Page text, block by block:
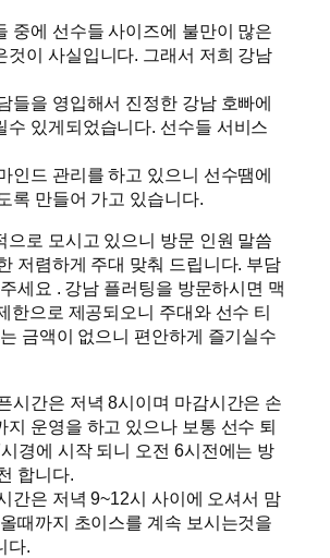
중에 선수들 사이즈에 불만이 많은
것이 사실입니다. 그래서 저희 강남
들을 영입해서 진정한 강남 호빠에
수 있게되었습니다. 선수들 서비스
인드 관리를 하고 있으니 선수땜에
록 만들어 가고 있습니다.
으로 모시고 있으니 방문 인원 말씀
저렴하게 주대 맞춰 드립니다. 부담
세요 . 강남 플러팅을 방문하시면 맥
한으로 제공되오니 주대와 선수 티
금액이 없으니 편안하게 즐기실수
시간은 저녁 8시이며 마감시간은 손
지 운영을 하고 있으나 보통 선수 퇴
경에 시작 되니 오전 6시전에는 방
합니다.
간은 저녁 9~12시 사이에 오셔서 맘
때까지 초이스를 계속 보시는것을
다.